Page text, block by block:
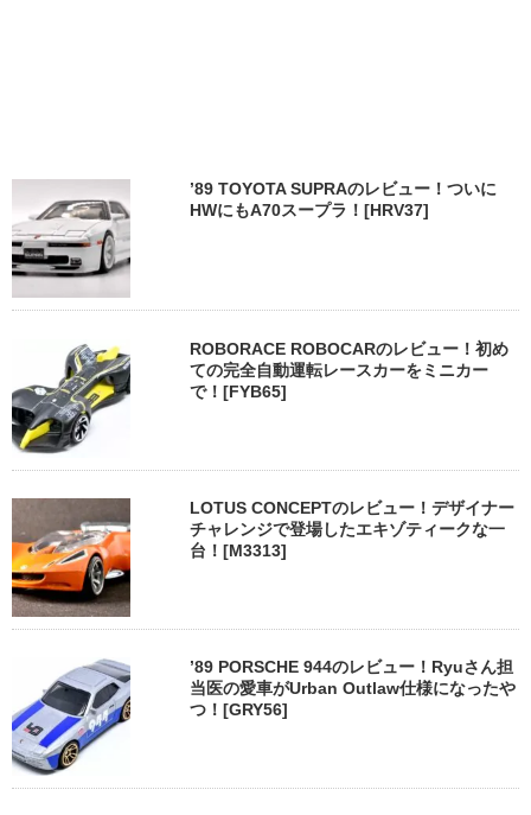
’89 TOYOTA SUPRAのレビュー！ついに
HWにもA70スープラ！[HRV37]
ROBORACE ROBOCARのレビュー！初め
ての完全自動運転レースカーをミニカー
で！[FYB65]
LOTUS CONCEPTのレビュー！デザイナー
チャレンジで登場したエキゾティークな一
台！[M3313]
’89 PORSCHE 944のレビュー！Ryuさん担
当医の愛車がUrban Outlaw仕様になったや
つ！[GRY56]